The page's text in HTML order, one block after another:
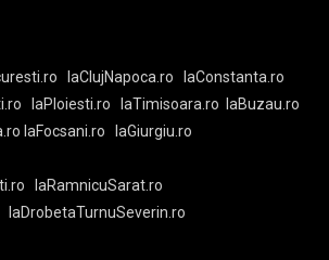
laClujNapoca.ro
laConstanta.ro
laPloiesti.ro laTimisoara.ro
laBuzau.ro
laFocsani.ro
laGiurgiu.ro
laRamnicuSarat.ro
laDrobetaTurnuSeverin.ro